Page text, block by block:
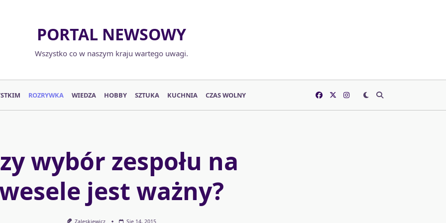
PORTAL NEWSOWY
Wszystko co w naszym kraju wartego uwagi.
ROZRYWKA WIEDZA HOBBY SZTUKA KUCHNIA CZAS WOLNY
wybór zespołu na
jest ważny?
Zaleskiewicz Sie 14, 2015